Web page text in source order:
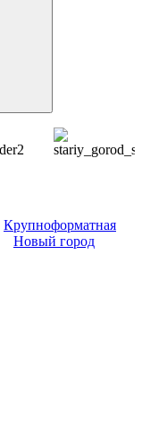
Крупноформатная
Новый город